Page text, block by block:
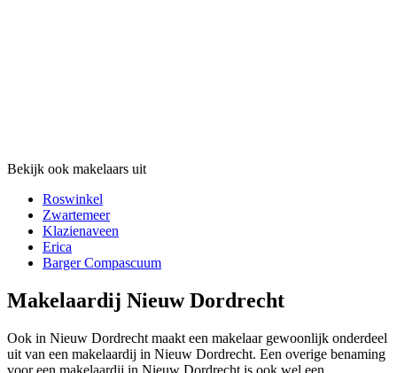
Bekijk ook makelaars uit
Roswinkel
Zwartemeer
Klazienaveen
Erica
Barger Compascuum
Makelaardij Nieuw Dordrecht
Ook in Nieuw Dordrecht maakt een makelaar gewoonlijk onderdeel
uit van een makelaardij in Nieuw Dordrecht. Een overige benaming